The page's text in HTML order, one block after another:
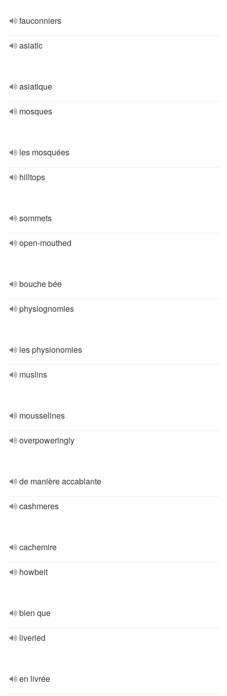
fauconniers
asiatic
asiatique
mosques
les mosquées
hilltops
sommets
open-mouthed
bouche bée
physiognomies
les physionomies
muslins
mousselines
overpoweringly
de manière accablante
cashmeres
cachemire
howbeit
bien que
liveried
en livrée